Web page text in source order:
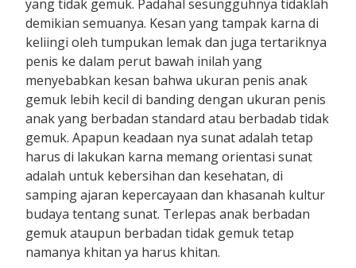
yang tidak gemuk. Padahal sesungguhnya tidaklah
demikian semuanya. Kesan yang tampak karna di
keliingi oleh tumpukan lemak dan juga tertariknya
penis ke dalam perut bawah inilah yang
menyebabkan kesan bahwa ukuran penis anak
gemuk lebih kecil di banding dengan ukuran penis
anak yang berbadan standard atau berbadab tidak
gemuk. Apapun keadaan nya sunat adalah tetap
harus di lakukan karna memang orientasi sunat
adalah untuk kebersihan dan kesehatan, di
samping ajaran kepercayaan dan khasanah kultur
budaya tentang sunat. Terlepas anak berbadan
gemuk ataupun berbadan tidak gemuk tetap
namanya khitan ya harus khitan.